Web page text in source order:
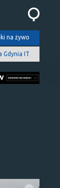
na żywo
Gdynia IT